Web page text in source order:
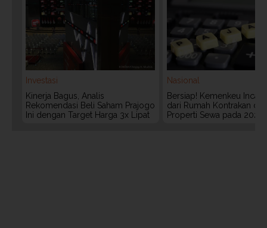
Investasi
Kinerja Bagus, Analis
Rekomendasi Beli Saham Prajogo
Ini dengan Target Harga 3x Lipat
Nasional
Bersiap! Kemenkeu Incar
dari Rumah Kontrakan dan
Properti Sewa pada 2027